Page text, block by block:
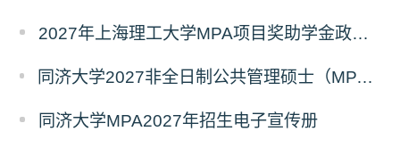
2027年上海理工大学MPA项目奖助学金政策发布
同济大学2027非全日制公共管理硕士（MPA）奖学金方案
同济大学MPA2027年招生电子宣传册